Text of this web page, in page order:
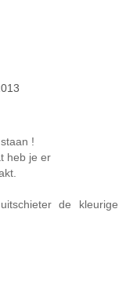
!
heb je er
de kleurige